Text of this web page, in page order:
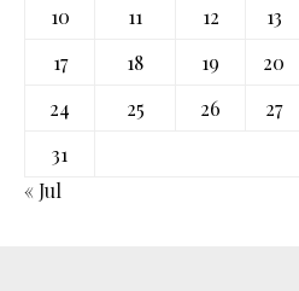
10
11 12 13
17
18 19 20
24
25 26 27
31
« Jul